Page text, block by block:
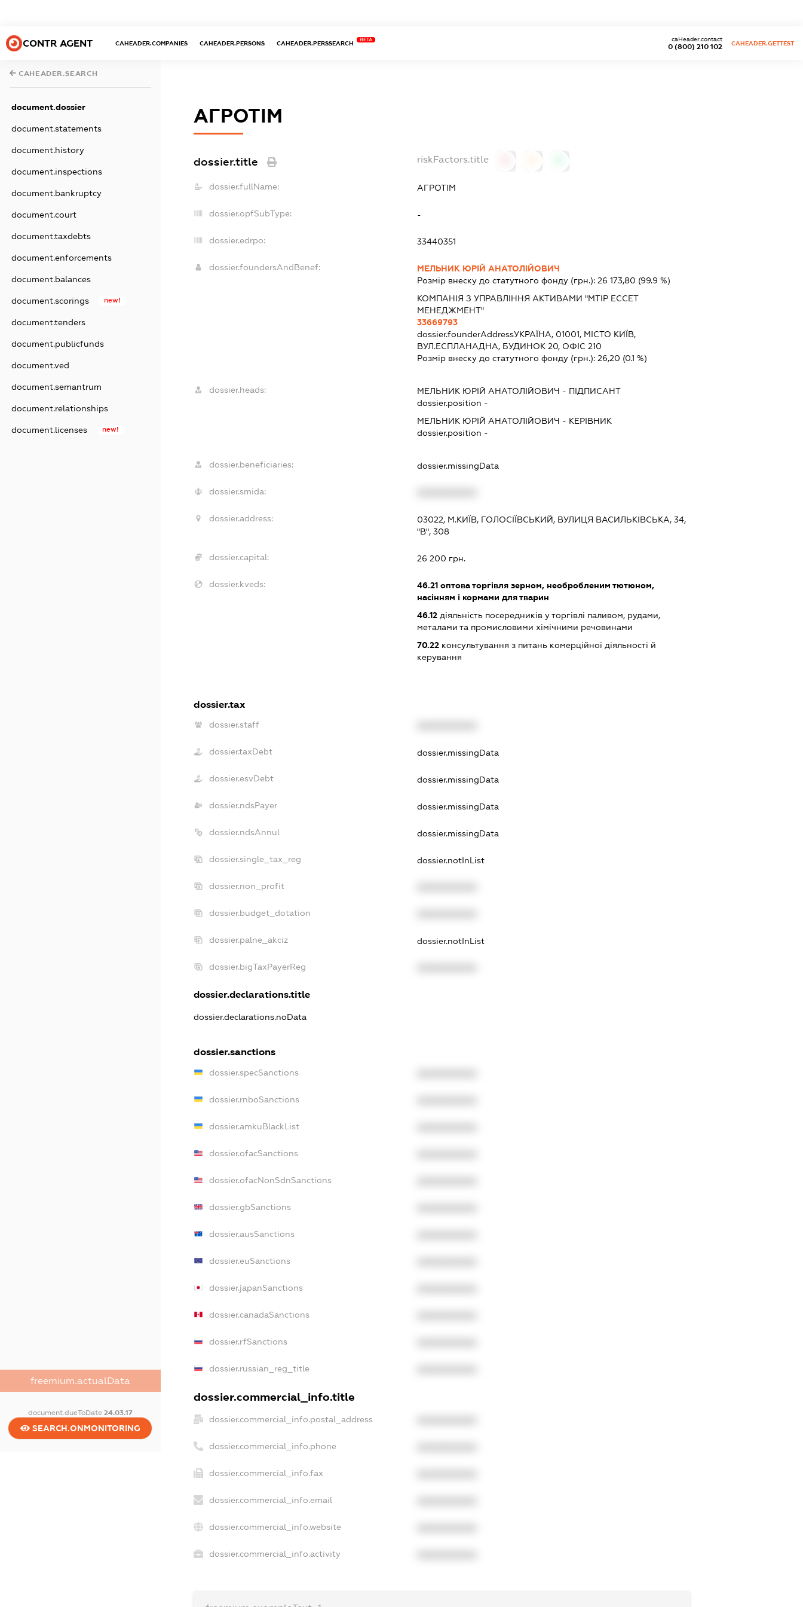
CONTR AGENT CAHEADER.COMPANIES CAHEADER.PERSONS CAHEADER.PERSSEARCH
BETA
0 (800) 210 102
caHeader.contact
CAHEADER.GETTEST
CAHEADER.SEARCH
document.dossier
document.statements
document.history
document.inspections
document.bankruptcy
document.court
document.taxdebts
document.enforcements
document.balances
document.scorings new!
document.tenders
document.publicfunds
document.ved
document.semantrum
document.relationships
document.licenses new!
freemium.actualData
document.dueToDate 24.03.17
SEARCH.ONMONITORING
АГРОТІМ
dossier.title riskFactors.title
dossier.fullName: АГРОТІМ
dossier.opfSubType: -
dossier.edrpo: 33440351
dossier.foundersAndBenef:
МЕЛЬНИК ЮРІЙ АНАТОЛІЙОВИЧ
Розмір внеску до статутного фонду (грн.): 26 173,80 (99.9 %)
КОМПАНІЯ З УПРАВЛІННЯ АКТИВАМИ "МТІР ЕССЕТ
МЕНЕДЖМЕНТ"
33669793
dossier.founderAddressУКРАЇНА, 01001, МІСТО КИЇВ,
ВУЛ.ЕСПЛАНАДНА, БУДИНОК 20, ОФІС 210
Розмір внеску до статутного фонду (грн.): 26,20 (0.1 %)
dossier.heads: МЕЛЬНИК ЮРІЙ АНАТОЛІЙОВИЧ - ПІДПИСАНТ
dossier.position -
МЕЛЬНИК ЮРІЙ АНАТОЛІЙОВИЧ - КЕРІВНИК
dossier.position -
dossier.beneficiaries: dossier.missingData
dossier.smida:
dossier.address:
03022, М.КИЇВ, ГОЛОСІЇВСЬКИЙ, ВУЛИЦЯ ВАСИЛЬКІВСЬКА, 34,
"В", 308
dossier.capital: 26 200 грн.
dossier.kveds: 46.21оптова торгівля зерном, необробленим тютюном,
насінням і кормами для тварин
46.12діяльність посередників у торгівлі паливом, рудами,
металами та промисловими хімічними речовинами
70.22консультування з питань комерційної діяльності й
керування
dossier.tax
dossier.staff
dossier.taxDebt dossier.missingData
dossier.esvDebt dossier.missingData
dossier.ndsPayer dossier.missingData
dossier.ndsAnnul dossier.missingData
dossier.single_tax_reg dossier.notInList
dossier.non_profit
dossier.budget_dotation
dossier.palne_akciz dossier.notInList
dossier.bigTaxPayerReg
dossier.declarations.title
dossier.declarations.noData
dossier.sanctions
dossier.specSanctions
dossier.rnboSanctions
dossier.amkuBlackList
dossier.ofacSanctions
dossier.ofacNonSdnSanctions
dossier.gbSanctions
dossier.ausSanctions
dossier.euSanctions
dossier.japanSanctions
dossier.canadaSanctions
dossier.rfSanctions
dossier.russian_reg_title
dossier.commercial_info.title
dossier.commercial_info.postal_address
dossier.commercial_info.phone
dossier.commercial_info.fax
dossier.commercial_info.email
dossier.commercial_info.website
dossier.commercial_info.activity